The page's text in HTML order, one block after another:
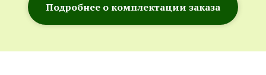
Подробнее о комплектации заказа